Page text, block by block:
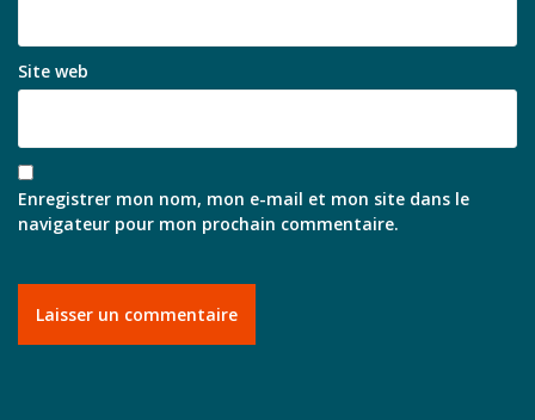
Site web
Enregistrer mon nom, mon e-mail et mon site dans le
navigateur pour mon prochain commentaire.